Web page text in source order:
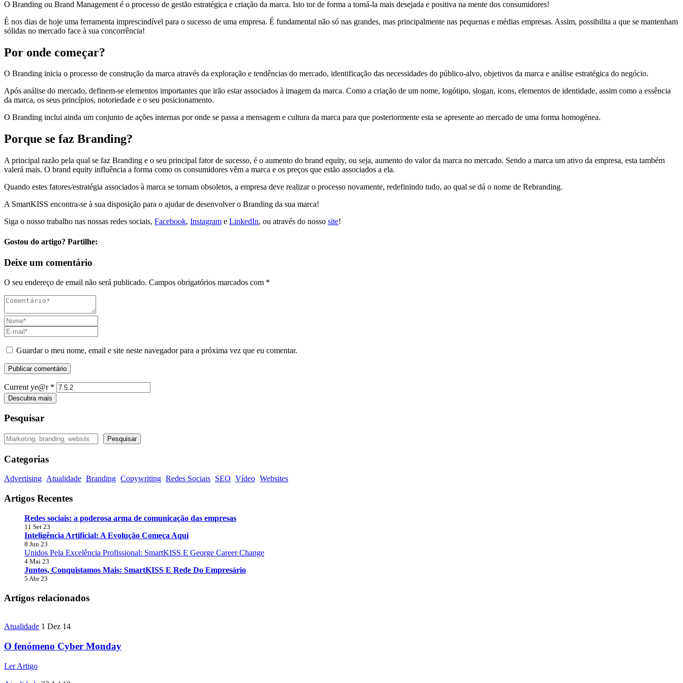
O Branding ou Brand Management é o processo de gestão estratégica e criação da marca. Isto tor de forma a torná-la mais desejada e positiva na mente dos consumidores!
É nos dias de hoje uma ferramenta imprescindível para o sucesso de uma empresa. É fundamental não só nas grandes, mas principalmente nas pequenas e médias empresas. Assim, possibilita a que se mantenham
sólidas no mercado face à sua concorrência!
Por onde começar?
O Branding inicia o processo de construção da marca através da exploração e tendências do mercado, identificação das necessidades do público-alvo, objetivos da marca e análise estratégica do negócio.
Após análise do mercado, definem-se elementos importantes que irão estar associados à imagem da marca. Como a criação de um nome, logótipo, slogan, icons, elementos de identidade, assim como a essência
da marca, os seus princípios, notoriedade e o seu posicionamento.
O Branding inclui ainda um conjunto de ações internas por onde se passa a mensagem e cultura da marca para que posteriormente esta se apresente ao mercado de uma forma homogénea.
Porque se faz Branding?
A principal razão pela qual se faz Branding e o seu principal fator de sucesso, é o aumento do brand equity, ou seja, aumento do valor da marca no mercado. Sendo a marca um ativo da empresa, esta também
valerá mais. O brand equity influência a forma como os consumidores vêm a marca e os preços que estão associados a ela.
Quando estes fatores/estratégia associados à marca se tornam obsoletos, a empresa deve realizar o processo novamente, redefinindo tudo, ao qual se dá o nome de Rebranding.
A SmartKISS encontra-se à sua disposição para o ajudar de desenvolver o Branding da sua marca!
Siga o nosso trabalho nas nossas redes sociais, Facebook, Instagram e LinkedIn, ou através do nosso site!
Gostou do artigo? Partilhe:
Deixe um comentário
O seu endereço de email não será publicado. Campos obrigatórios marcados com *
Guardar o meu nome, email e site neste navegador para a próxima vez que eu comentar.
Current ye@r *
Descubra mais
Pesquisar
Pesquisar Pesquisar
Categorias
Advertising Atualidade Branding Copywriting Redes Sociais SEO Vídeo Websites
Artigos Recentes
Redes sociais: a poderosa arma de comunicação das empresas
11 Set 23
Inteligência Artificial: A Evolução Começa Aqui
8 Jun 23
Unidos Pela Excelência Profissional: SmartKISS E George Career Change
4 Mai 23
Juntos, Conquistamos Mais: SmartKISS E Rede Do Empresário
5 Abr 23
Artigos relacionados
Atualidade 1 Dez 14
O fenómeno Cyber Monday
Ler Artigo